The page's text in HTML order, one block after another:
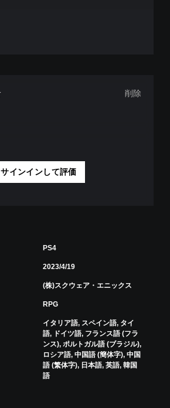
サインインして評価
削除
PS4
2023/4/19
(株)スクウェア・エニックス
RPG
イタリア語, スペイン語, タイ
語, ドイツ語, フランス語 (フラ
ンス), ポルトガル語 (ブラジル),
ロシア語, 中国語 (簡体字), 中国
語 (繁体字), 日本語, 英語, 韓国
語